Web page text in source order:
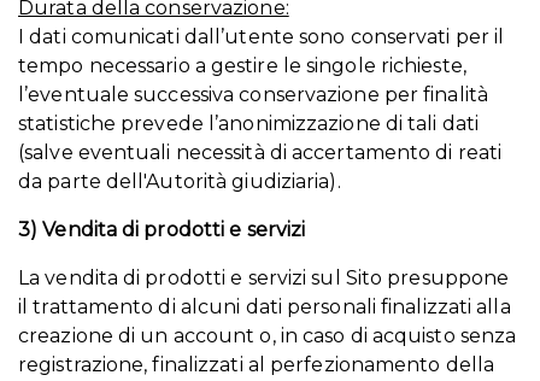
Durata della conservazione:
I dati comunicati dall’utente sono conservati per il
tempo necessario a gestire le singole richieste,
l’eventuale successiva conservazione per finalità
statistiche prevede l’anonimizzazione di tali dati
(salve eventuali necessità di accertamento di reati
da parte dell'Autorità giudiziaria).
3) Vendita di prodotti e servizi
La vendita di prodotti e servizi sul Sito presuppone
il trattamento di alcuni dati personali finalizzati alla
creazione di un account o, in caso di acquisto senza
registrazione, finalizzati al perfezionamento della